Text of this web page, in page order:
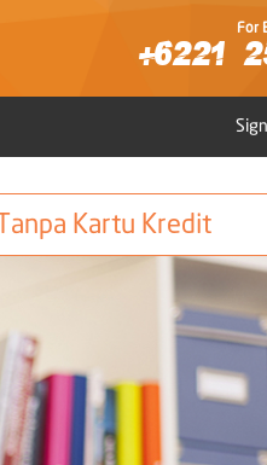
For
+6221
Kartu Kredit